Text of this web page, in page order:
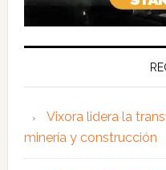
Vixora lidera la
minería y construcción